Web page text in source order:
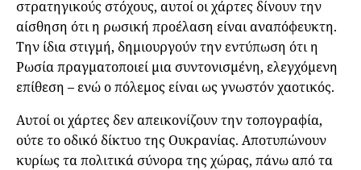
στρατηγικούς στόχους, αυτοί οι χάρτες δίνουν την
αίσθηση ότι η ρωσική προέλαση είναι αναπόφευκτη.
Την ίδια στιγμή, δημιουργούν την εντύπωση ότι η
Ρωσία πραγματοποιεί μια συντονισμένη, ελεγχόμενη
επίθεση – ενώ ο πόλεμος είναι ως γνωστόν χαοτικός.
Αυτοί οι χάρτες δεν απεικονίζουν την τοπογραφία,
ούτε το οδικό δίκτυο της Ουκρανίας. Αποτυπώνουν
κυρίως τα πολιτικά σύνορα της χώρας, πάνω από τα